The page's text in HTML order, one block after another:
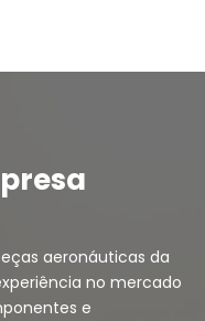
aeronáuticas da
no mercado
e